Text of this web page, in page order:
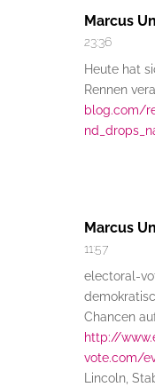
Marcus
23:36
Heute hat
Rennen
blog.com/
Marcus
11:57
electoral-
Chancen
http://
vote.com/
Lincoln,